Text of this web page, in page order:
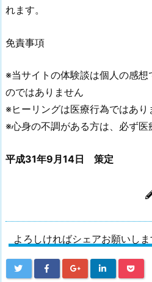
れます。
免責事項
※当サイトの体験談は個人の感
のではありません
※ヒーリングは医療行為ではあり
※心身の不調がある方は、必ず
平成31年9月14日 策定
よろしければシェアお願いしま